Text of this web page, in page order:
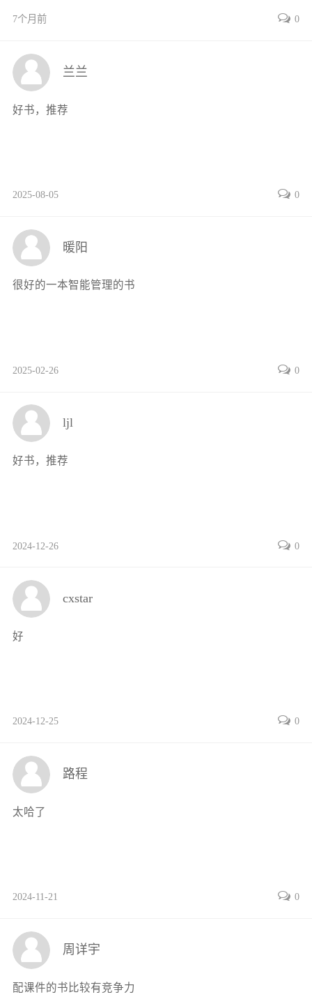
7个月前 0
兰兰
好书，推荐
2025-08-05 0
暖阳
很好的一本智能管理的书
2025-02-26 0
ljl
好书，推荐
2024-12-26 0
cxstar
好
2024-12-25 0
路程
太哈了
2024-11-21 0
周详宇
配课件的书比较有竞争力